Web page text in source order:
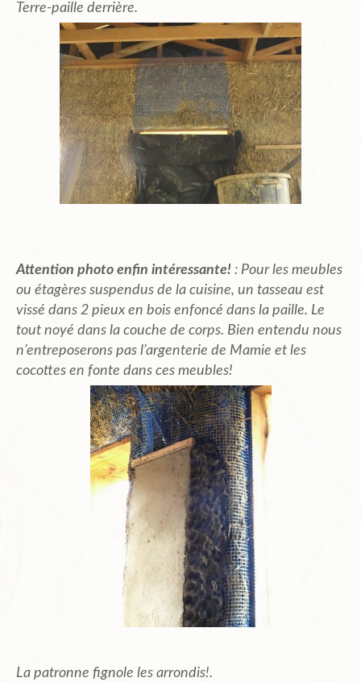
Terre-paille derrière.
Attention photo enfin intéressante! : Pour les meubles
ou étagères suspendus de la cuisine, un tasseau est
vissé dans 2 pieux en bois enfoncé dans la paille. Le
tout noyé dans la couche de corps. Bien entendu nous
n’entreposerons pas l’argenterie de Mamie et les
cocottes en fonte dans ces meubles!
La patronne fignole les arrondis!.